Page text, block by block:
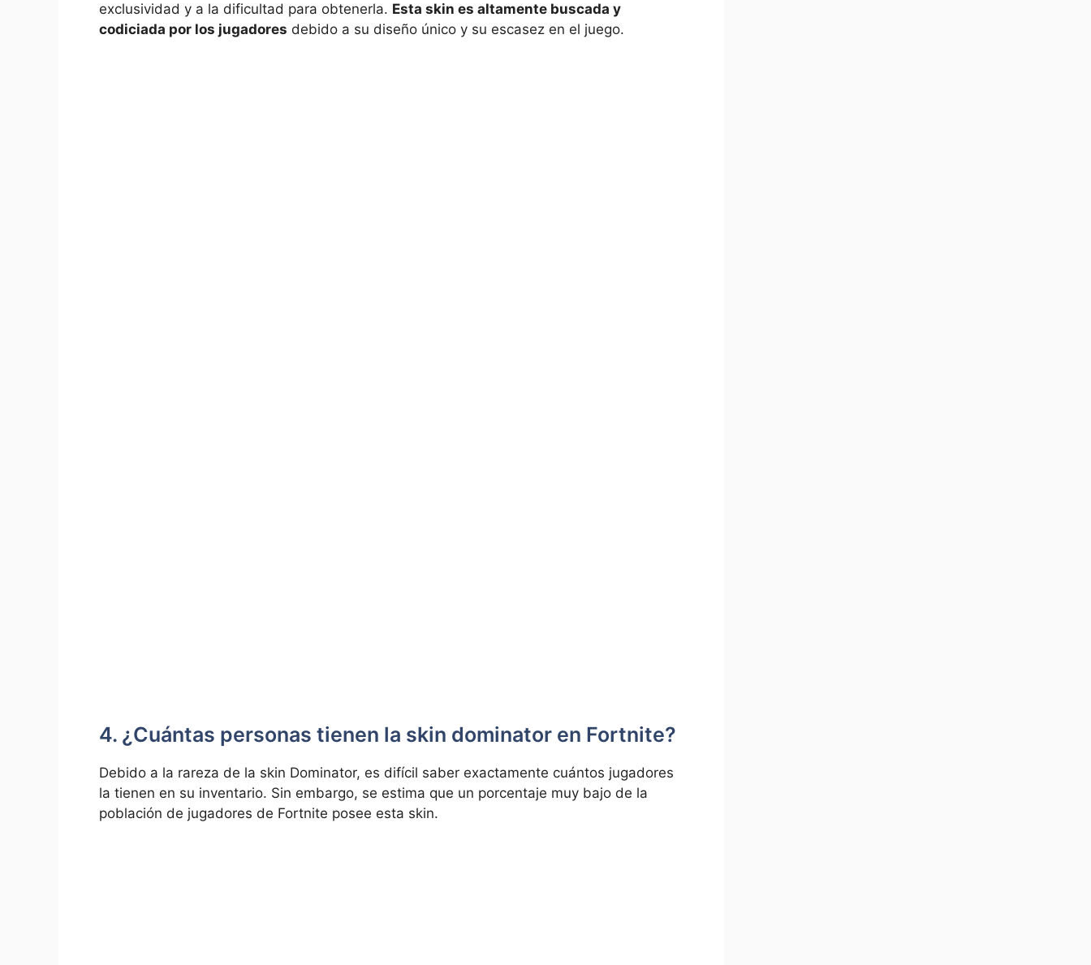
exclusividad y a la dificultad para obtenerla. Esta skin es altamente buscada y
codiciada por los jugadores debido a su diseño único y su escasez en el juego.
4. ¿Cuántas personas tienen la skin dominator en Fortnite?
Debido a la rareza de la skin Dominator, es difícil saber exactamente cuántos jugadores
la tienen en su inventario. Sin embargo, se estima que un porcentaje muy bajo de la
población de jugadores de Fortnite posee esta skin.